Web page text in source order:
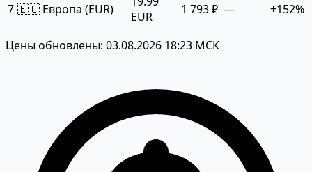
7 🇪🇺 Европа (EUR)
EUR
1 793 ₽ — +152%
Цены обновлены: 03.08.2026 18:23 МСК